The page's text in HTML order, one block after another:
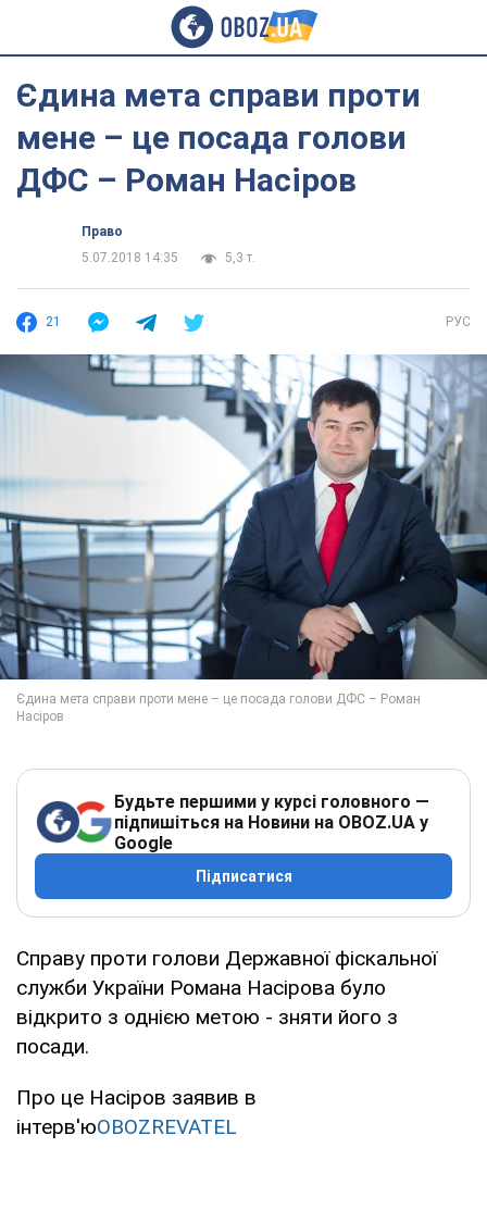
Єдина мета справи проти
мене – це посада голови
ДФС – Роман Насіров
Право
5.07.2018 14:35
5,3 т.
21 РУС
Будьте першими у курсі головного —
підпишіться на Новини на OBOZ.UA у
Google
Підписатися
Справу проти голови Державної фіскальної
служби України Романа Насірова було
відкрито з однією метою - зняти його з
посади.
Про це Насіров заявив в
інтерв'юOBOZREVATEL